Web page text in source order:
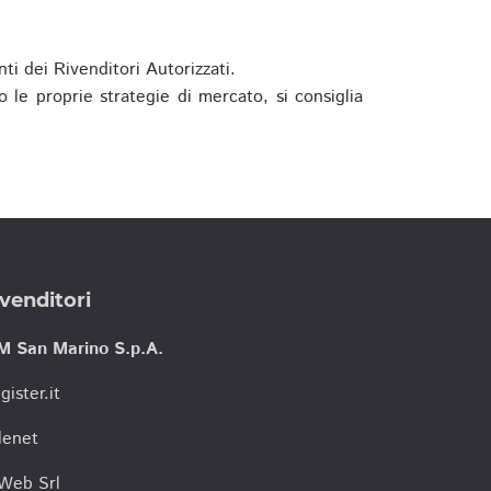
dei Rivenditori Autorizzati.
le proprie strategie di mercato, si consiglia
San Marino S.p.A.
Srl